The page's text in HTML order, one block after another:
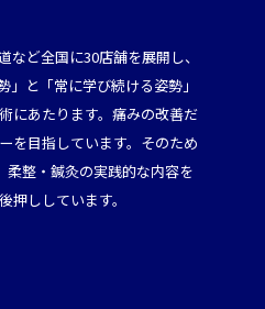
ど全国に30店舗を展開し、
と「常に学び続ける姿勢」
にあたります。痛みの改善だ
を目指しています。そのため
柔整・鍼灸の実践的な内容を
ししています。